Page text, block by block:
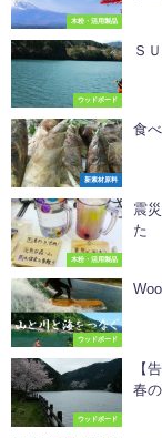
木粉・活用製品
ウッドボード
Ｓ
新素材原料
食
木粉・活用製品
震
た
ウッドボード
ウッドボード
【
春